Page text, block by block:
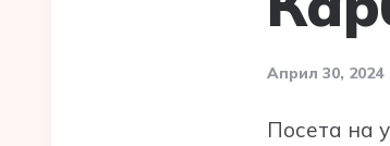
Април 30, 2024
Посета на